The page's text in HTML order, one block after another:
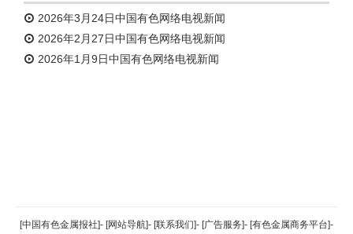
2026年3月24日中国有色网络电视新闻
2026年2月27日中国有色网络电视新闻
2026年1月9日中国有色网络电视新闻
返回顶部
[中国有色金属报社]- [网站导航]- [联系我们]- [广告服务]- [有色金属商务平台]-